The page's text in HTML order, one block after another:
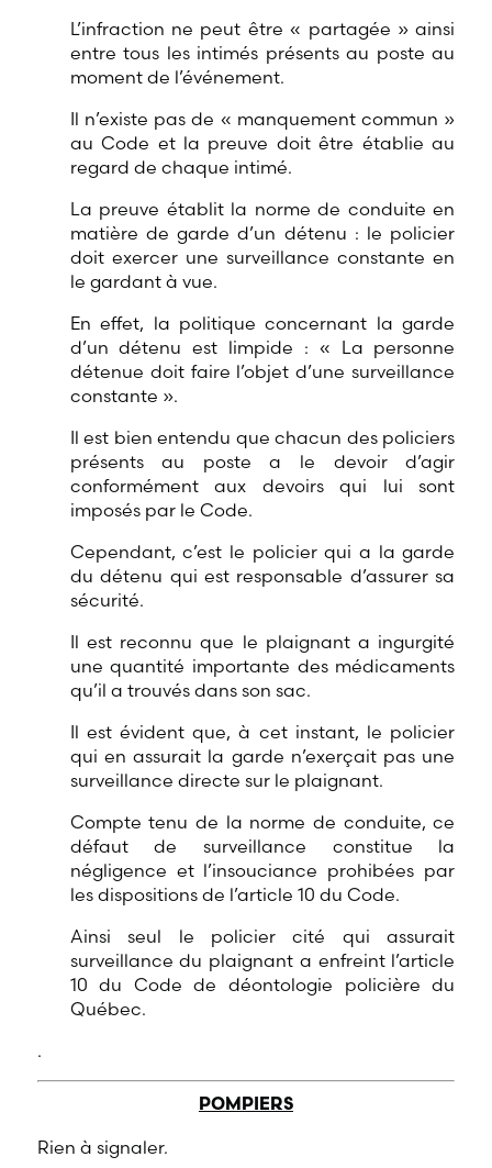
L’infraction ne peut être « partagée » ainsi
entre tous les intimés présents au poste au
moment de l’événement.
Il n’existe pas de « manquement commun »
au Code et la preuve doit être établie au
regard de chaque intimé.
La preuve établit la norme de conduite en
matière de garde d’un détenu : le policier
doit exercer une surveillance constante en
le gardant à vue.
En effet, la politique concernant la garde
d’un détenu est limpide : « La personne
détenue doit faire l’objet d’une surveillance
constante ».
Il est bien entendu que chacun des policiers
présents au poste a le devoir d’agir
conformément aux devoirs qui lui sont
imposés par le Code.
Cependant, c’est le policier qui a la garde
du détenu qui est responsable d’assurer sa
sécurité.
Il est reconnu que le plaignant a ingurgité
une quantité importante des médicaments
qu’il a trouvés dans son sac.
Il est évident que, à cet instant, le policier
qui en assurait la garde n’exerçait pas une
surveillance directe sur le plaignant.
Compte tenu de la norme de conduite, ce
défaut de surveillance constitue la
négligence et l’insouciance prohibées par
les dispositions de l’article 10 du Code.
Ainsi seul le policier cité qui assurait
surveillance du plaignant a enfreint l’article
10 du Code de déontologie policière du
Québec.
.
POMPIERS
Rien à signaler.